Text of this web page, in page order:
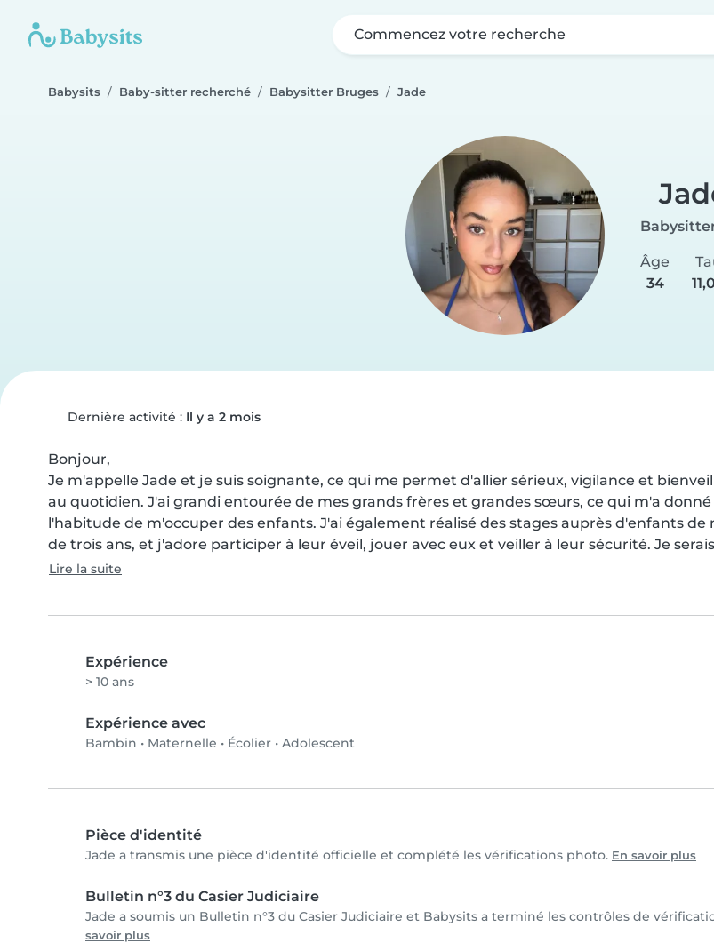
Commencez votre recherche
Babysits Baby-sitter recherché Babysitter Bruges Jade
Âge
34
Dernière activité : Il y a 2 mois
Bonjour,
Je m'appelle Jade et je suis soignante, ce qui me permet d'allier sérieux, vigilance et
au quotidien. J'ai grandi entourée de mes grands frères et grandes sœurs, ce qui m'a donné
l'habitude de m'occuper des enfants. J'ai également réalisé des stages auprès d'enfants de
de trois ans, et j'adore participer à leur éveil, jouer avec eux et veiller à leur sécurité. Je
Lire la suite
Expérience
> 10 ans
Expérience avec
Bambin • Maternelle • Écolier • Adolescent
Pièce d'identité
Jade a transmis une pièce d'identité officielle et complété les vérifications photo. En savoir plus
Bulletin n°3 du Casier Judiciaire
Jade a soumis un Bulletin n°3 du Casier Judiciaire et Babysits a terminé les contrôles de
savoir plus